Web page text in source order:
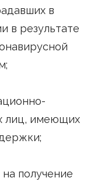
в
в результате
лиц, имеющих
получение